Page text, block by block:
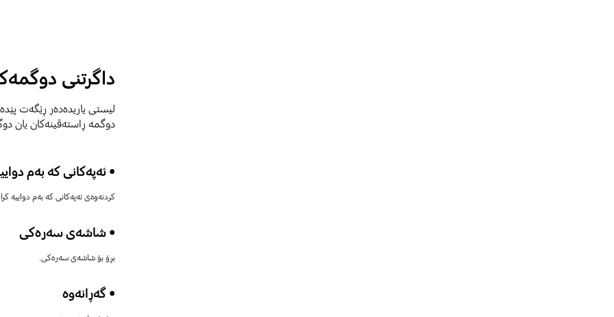
داگرتنی
لیستی یاریدەدەر ڕێگەت
دوگمە ڕاستەقینەکان یان
• ئەپەکانی کە بەم
کردنەوەی ئەپەکانی کە بەم دواییە
• شاشەی سەرەکی
بڕۆ بۆ شاشەی سەرەکی.
• گەڕانەوە